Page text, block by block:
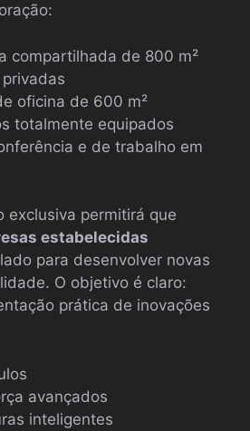
compartilhada de 800 m²
oficina de 600 m²
totalmente equipados
e de trabalho em
exclusiva permitirá que
estabelecidas
para desenvolver novas
O objetivo é claro:
prática de inovações
avançados
inteligentes